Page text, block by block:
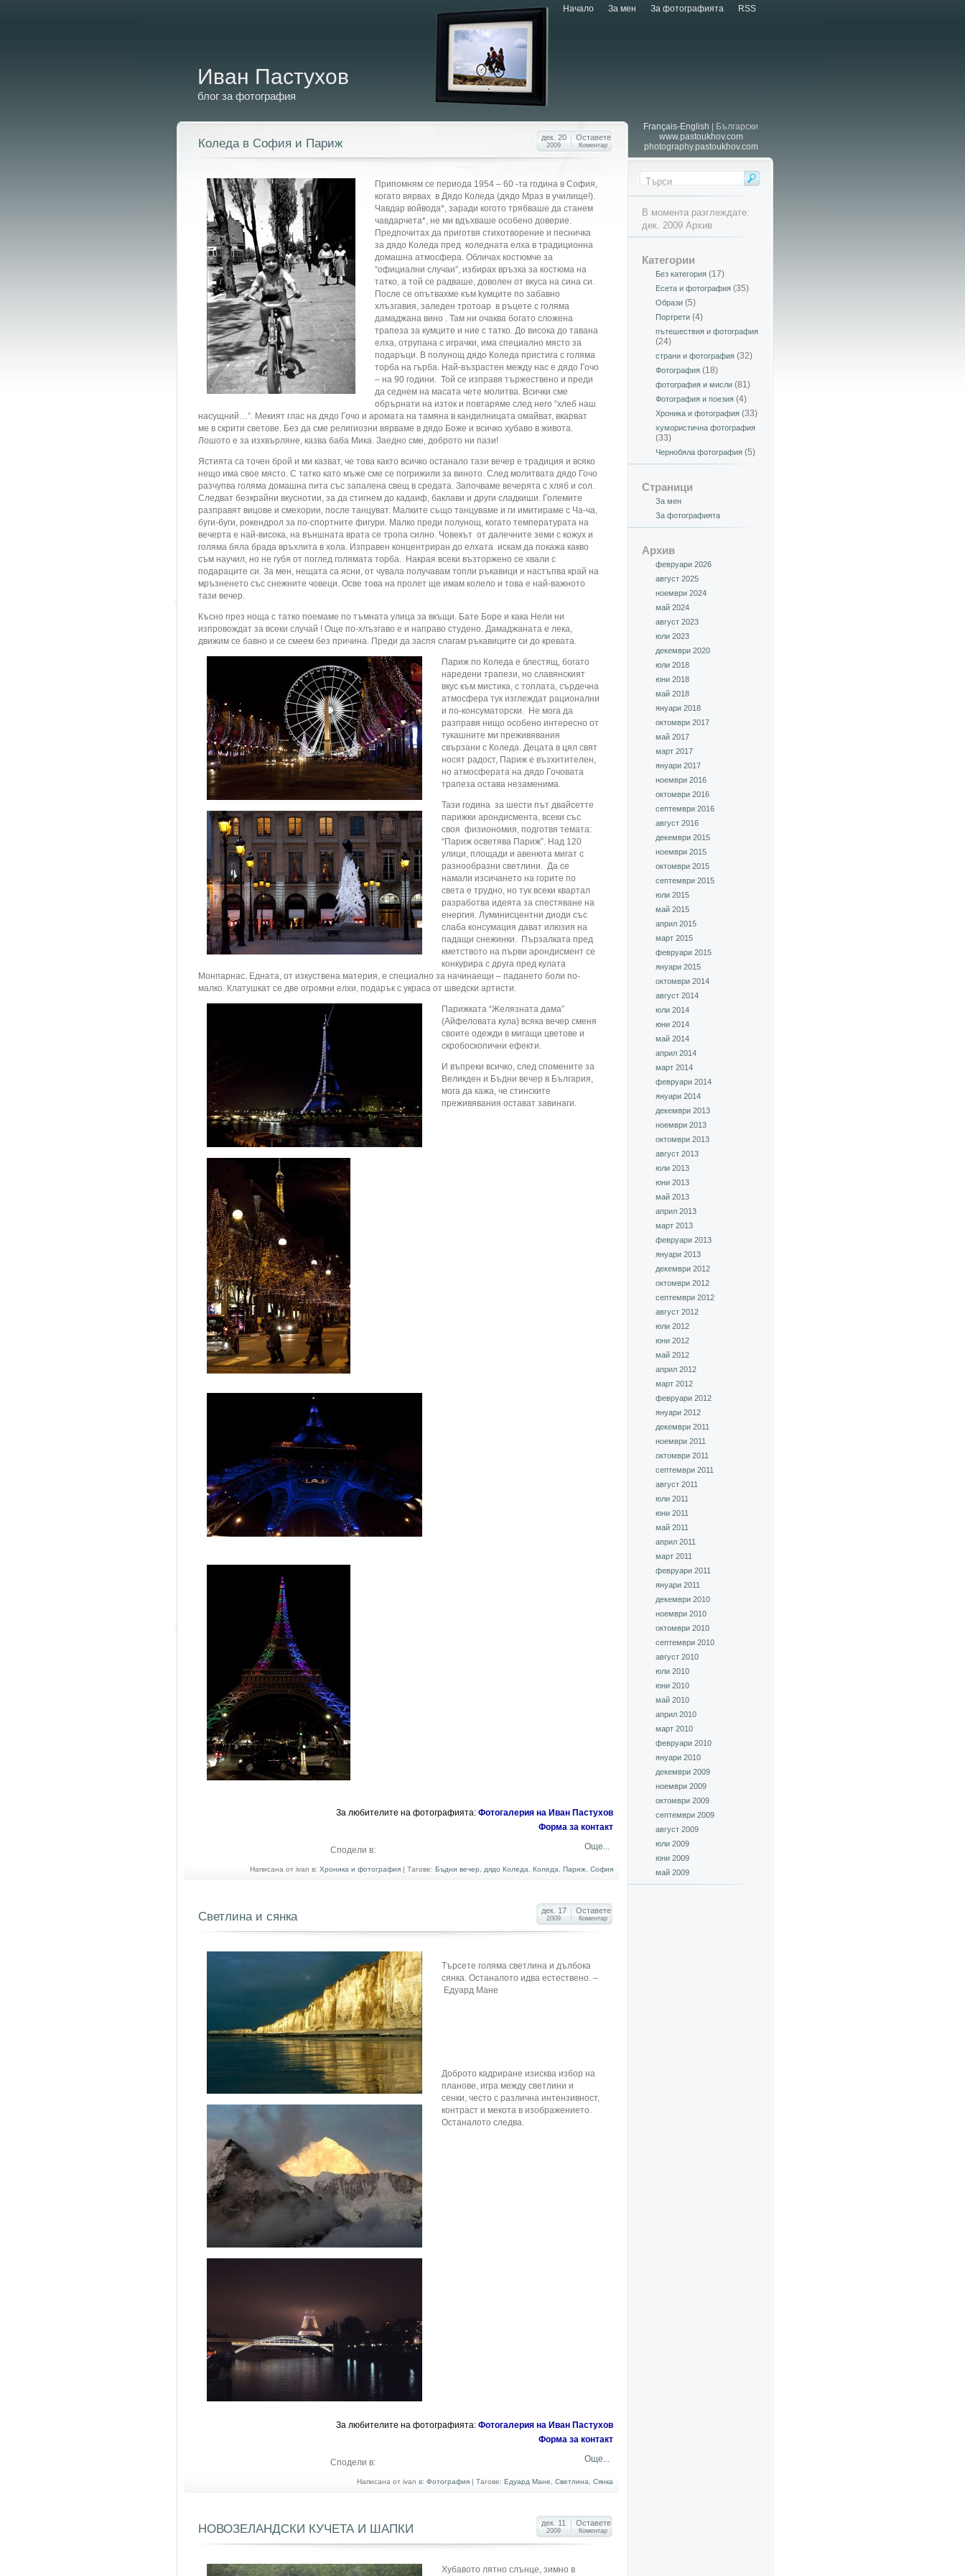
Начало За мен За фотографията RSS
Иван Пастухов
блог за фотография
Коледа в София и Париж дек. 20
2009
Оставете
Коментар
Припомням се периода 1954 – 60 -та година в София,
когато вярвах в Дядо Коледа (дядо Мраз в училище!).
Чавдар войвода*, заради когото трябваше да станем
чавдарчета*, не ми вдъхваше особено доверие.
Предпочитах да приготвя стихотворение и песничка
за дядо Коледа пред коледната елха в традиционна
домашна атмосфера. Обличах костюмче за
“официални случаи”, избирах връзка за костюма на
татко, а той се радваше, доволен от вкуса на сина си.
После се опътвахме към kумците по забавно
хлъзгавия, заледен тротоар в ръцете c голяма
дамаджана вино . Там ни очаква богато сложена
трапеза за кумците и ние с татко. До висока до тавана
елха, отрупана с играчки, има специално място за
подаръци. В полунощ дядо Коледа пристига с голяма
торба на гърба. Най-възрастен между нас е дядо Гочо
– на 90 години. Той се изправя тържествено и преди
да седнем на масата чете молитва. Всички сме
обрърнати на изток и повтаряме след него “хлеб наш
насущний…”. Мекият глас на дядо Гочо и аромата на тамяна в кандилницата омайват, вкарват
ме в скрити светове. Без да сме религиозни вярваме в дядо Боже и всичко хубаво в живота.
Лошото е за изхвърляне, казва баба Мика. Заедно сме, доброто ни пази!
Ястията са точен брой и ми казват, че това както всичко останало тази вечер е традиция и всяко
нещо има свое място. С татко като мъже сме се погрижили за виното. След молитвата дядо Гочо
разчупва голяма домашна пита със запалена свещ в средата. Започваме вечерята с хляб и сол.
Следват безкрайни вкуснотии, за да стигнем до кадаиф, баклави и други сладкиши. Големите
разправят вицове и смехории, после танцуват. Малките също танцуваме и ги имитираме с Ча-ча,
буги-буги, рокендрол за по-спортните фигури. Малко преди полунощ, когато температурата на
вечерта е най-висока, на външната врата се тропа силно. Човекът от далечните земи с кожух и
голяма бяла брада връхлита в хола. Изправен концентриран до елхата искам да покажа какво
съм научил, но не губя от поглед голямата торба. Накрая всеки възторжено се хвали с
подараците си. За мен, нещата са ясни, от чувала получавам топли ръкавици и настъпва край на
мръзненето със снежните човеци. Осве това на пролет ще имам колело и това е най-важното
тази вечер.
Късно през ноща с татко поемаме по тъмната улица за вкъщи. Бате Боре и кака Нели ни
изпровождат за всеки случай ! Още по-хлъзгаво е и направо студено. Дамаджаната е лека,
движим се бавно и се смеем без причина. Преди да заспя слагам ръкавиците си до кревата.
Париж по Коледа е блестящ, богато
наредени трапези, но славянският
вкус към мистика, с топлата, сърдечна
атмосфера тук изглеждат рационални
и по-консуматорски. Не мога да
разправя нищо особено интересно от
тукашните ми преживявания
свързани с Коледа. Децата в цял свят
носят радост, Париж е възхитителен,
но атмосферата на дядо Гочовата
трапеза остава незаменима.
Тази година за шести път двайсетте
парижки арондисмента, всеки със
своя физиономия, подготвя темата:
“Париж осветява Париж”. Над 120
улици, площади и авенюта мигат с
разнообразни светлини. Да се
намали изсичането на горите по
света е трудно, но тук всеки квартал
разработва идеята за спестяване на
енергия. Луминисцентни диоди със
слаба консумация дават илюзия на
падащи снежинки. Пързалката пред
кметството на първи арондисмент се
конкурира с друга пред кулата
Монпарнас. Едната, от изкуствена материя, е специално за начинаещи – падането боли по-
малко. Клатушкат се две огромни елхи, подарък с украса от шведски артисти.
Парижката “Желязната дама”
(Айфеловата кула) всяка вечер сменя
своите одежди в мигащи цветове и
скробоскопични ефекти.
И въпреки всичко, след спомените за
Великден и Бъдни вечер в България,
мога да кажа, че стинските
преживявания остават завинаги.
За любителите на фотографията: Фотогалерия на Иван Пастухов
Форма за контакт
Сподели в: Още...
Написана от ivan в: Хроника и фотография | Тагове: Бъдни вечер дядо Коледа Коледа Париж София
Светлина и сянка дек. 17
2009
Оставете
Коментар
Търсете голяма светлина и дълбока
сянка. Останалото идва естествено. –
Едуард Мане
Доброто кадриране изисква избор на
планове, игра между светлини и
сенки, често с различна интензивност,
контраст и мекота в изображението.
Останалото следва.
За любителите на фотографията: Фотогалерия на Иван Пастухов
Форма за контакт
Сподели в: Още...
Написана от ivan в: Фотография | Тагове: Едуард Мане Светлина Сянка
НОВОЗЕЛАНДСКИ КУЧЕТА И ШАПКИ дек. 11
2009
Оставете
Коментар
Хубавото лятно слънце, зимно в
Français-English | Български
www.pastoukhov.com
photography.pastoukhov.com
В момента разглеждате:
дек. 2009 Архив
Категории
Без категория (17)
Есета и фотография (35)
Образи (5)
Портрети (4)
пътешествия и фотография
(24)
страни и фотография (32)
Фотография (18)
фотография и мисли (81)
Фотография и поезия (4)
Хроника и фотография (33)
хумористична фотография
(33)
Чернобяла фотография (5)
Страници
За мен
За фотографията
Архив
февруари 2026
август 2025
ноември 2024
май 2024
август 2023
юли 2023
декември 2020
юли 2018
юни 2018
май 2018
януари 2018
октомври 2017
май 2017
март 2017
януари 2017
ноември 2016
октомври 2016
септември 2016
август 2016
декември 2015
ноември 2015
октомври 2015
септември 2015
юли 2015
май 2015
април 2015
март 2015
февруари 2015
януари 2015
октомври 2014
август 2014
юли 2014
юни 2014
май 2014
април 2014
март 2014
февруари 2014
януари 2014
декември 2013
ноември 2013
октомври 2013
август 2013
юли 2013
юни 2013
май 2013
април 2013
март 2013
февруари 2013
януари 2013
декември 2012
октомври 2012
септември 2012
август 2012
юли 2012
юни 2012
май 2012
април 2012
март 2012
февруари 2012
януари 2012
декември 2011
ноември 2011
октомври 2011
септември 2011
август 2011
юли 2011
юни 2011
май 2011
април 2011
март 2011
февруари 2011
януари 2011
декември 2010
ноември 2010
октомври 2010
септември 2010
август 2010
юли 2010
юни 2010
май 2010
април 2010
март 2010
февруари 2010
януари 2010
декември 2009
ноември 2009
октомври 2009
септември 2009
август 2009
юли 2009
юни 2009
май 2009